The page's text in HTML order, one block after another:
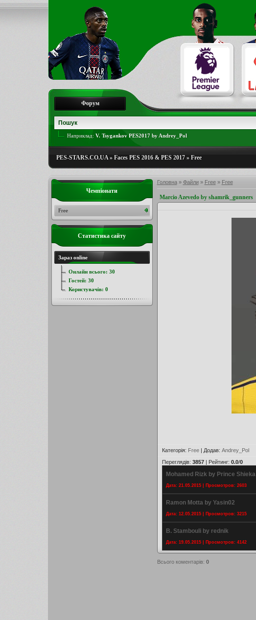
Форум
Наприклад: V. Tsygankov PES2017 by Andrey_Pol
PES-STARS.CO.UA» Faces PES 2016 & PES 2017» Free
Головна» Файли» Free» Free
Marcio Azevedo by shamrik_gunners
Категорія: Free| Додав: Andrey_Pol
Переглядів: 3857| Рейтинг: 0.0/0
Mohamed Rizk by Prince Shieka
Дата: 21.05.2015 | Просмотров: 2603
Ramon Motta by Yasin02
Дата: 12.05.2015 | Просмотров: 3215
B. Stambouli by rednik
Дата: 19.05.2015 | Просмотров: 4142
Всього коментарів: 0
Чемпіонати
Free
Статистика сайту
Зараз online
Онлайн всього: 30
Гостей: 30
Користувачів: 0